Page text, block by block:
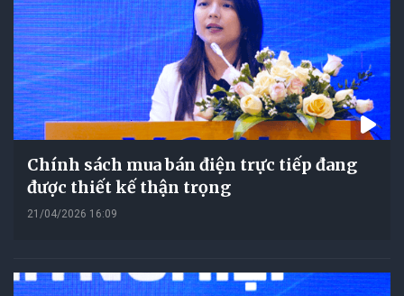
Chính sách mua bán điện trực tiếp đang
được thiết kế thận trọng
21/04/2026 16:09